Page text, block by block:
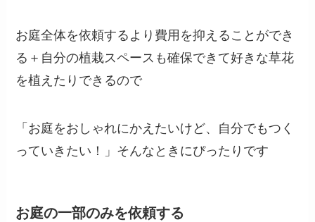
お庭全体を依頼するより費用を抑えることができ
る＋自分の植栽スペースも確保できて好きな草花
を植えたりできるので
「お庭をおしゃれにかえたいけど、自分でもつく
っていきたい！」そんなときにぴったりです
お庭の一部のみを依頼する